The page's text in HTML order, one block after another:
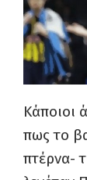
Κάποιοι
πως το
πτέρνα-